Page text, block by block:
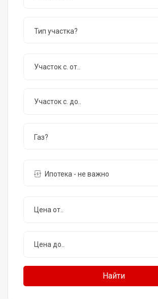
Тип участка?
Газ?
Ипотека - не важно